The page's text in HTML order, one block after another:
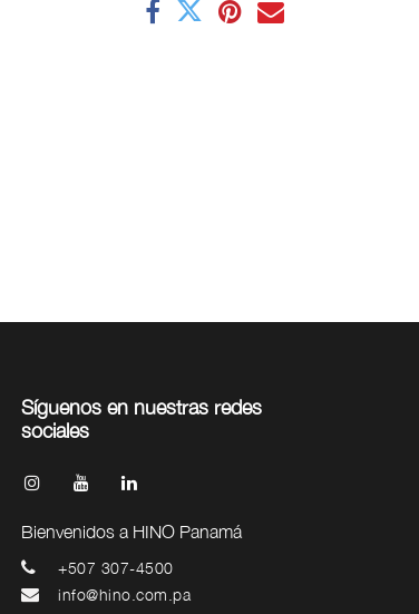
Síguenos en nuestras redes
sociales
Bienvenidos a HINO Panamá
+507 307-4500
info@hino.com.pa